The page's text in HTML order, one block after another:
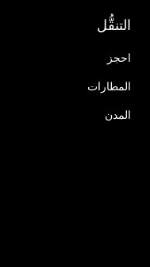
التنقُّل
احجز
المطارات
المدن